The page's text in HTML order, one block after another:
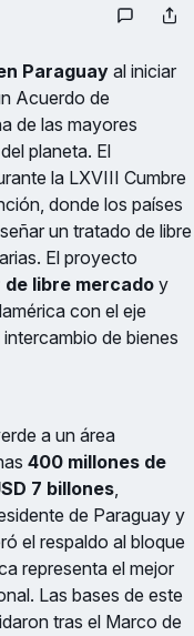
Paraguay al iniciar
Acuerdo de
de las mayores
planeta. El
la LXVIII Cumbre
donde los países
un tratado de libre
El proyecto
libre mercado y
con el eje
de bienes
a un área
400 millones de
7 billones,
de Paraguay y
el respaldo al bloque
representa el mejor
Las bases de este
tras el Marco de